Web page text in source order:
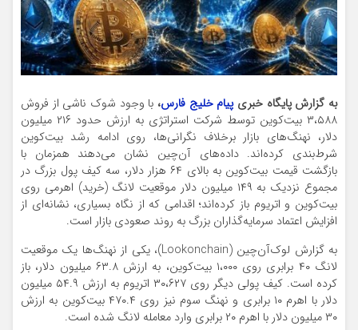
به گزارش پایگاه خبریپیام خلیج فارس، با وجود شوک ناشی از فروش
۳،۵۸۸ بیت‌کوین توسط شرکت استراتژی به ارزش حدود ۲۱۶ میلیون
دلار، نهنگ‌های بازار برخلاف نگرانی‌ها، روی ادامه رشد بیت‌کوین
شرط‌بندی کرده‌اند. داده‌های آن‌چین نشان می‌دهند همزمان با
بازگشت قیمت بیت‌کوین به بالای ۶۴ هزار دلار، سه کیف پول بزرگ در
مجموع نزدیک به ۱۴۹ میلیون دلار موقعیت لانگ (خرید) اهرمی روی
بیت‌کوین و اتریوم باز کرده‌اند؛ اقدامی که از نگاه بسیاری، نشانه‌ای از
افزایش اعتماد سرمایه‌گذاران بزرگ به روند صعودی بازار است.
به گزارش‌ لوک‌آن‌چین (Lookonchain)، یکی از نهنگ‌ها یک موقعیت
لانگ ۴۰ برابری روی ۱،۰۰۰ بیت‌کوین، به ارزش ۶۳.۸ میلیون دلار، باز
کرده است. کیف پولی دیگر روی ۳۰،۶۲۷ اتریوم به ارزش ۵۴.۹ میلیون
دلار با اهرم ۱۰ برابری و نهنگ سوم نیز روی ۴۷۰.۴ بیت‌کوین به ارزش
۳۰ میلیون دلار با اهرم ۲۰ برابری وارد معامله لانگ شده است.